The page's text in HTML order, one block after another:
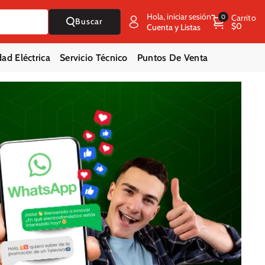
Buscar
Hola, iniciar sesión
Cuenta y Listas
0 Carrito
$0
Eléctrica Servicio Técnico Puntos De Venta